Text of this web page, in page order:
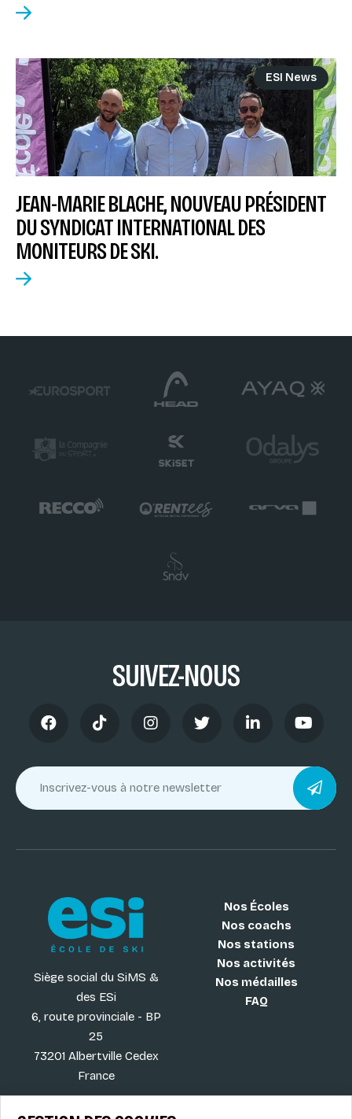
ESI News
JEAN-MARIE BLACHE, NOUVEAU PRÉSIDENT
DU SYNDICAT INTERNATIONAL DES
MONITEURS DE SKI.
SUIVEZ-NOUS
Siège social du SiMS &
des ESi
6, route provinciale - BP
25
73201 Albertville Cedex
France
Nos Écoles
Nos coachs
Nos stations
Nos activités
Nos médailles
FAQ